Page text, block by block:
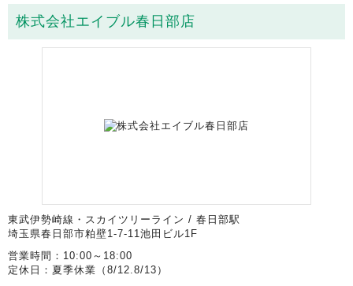
株式会社エイブル春日部店
東武伊勢崎線・スカイツリーライン / 春日部駅
埼玉県春日部市粕壁1-7-11池田ビル1F
営業時間：10:00～18:00
定休日：夏季休業（8/12.8/13）